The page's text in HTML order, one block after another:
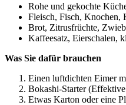
Rohe und gekochte
Fleisch, Fisch, Knochen,
Brot, Zitrusfrüchte,
Kaffeesatz, Eierschalen,
Was Sie dafür brauchen
Einen luftdichten Eimer
Bokashi-Starter
Etwas Karton oder eine